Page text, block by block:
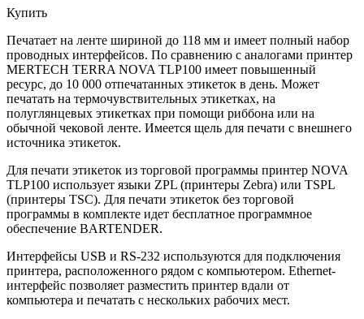
Купить
Печатает на ленте шириной до 118 мм и имеет полный набор
проводных интерфейсов. По сравнению с аналогами принтер
MERTECH TERRA NOVA TLP100 имеет повышенный
ресурс, до 10 000 отпечатанных этикеток в день. Может
печатать на термочувствительных этикетках, на
полуглянцевых этикетках при помощи риббона или на
обычной чековой ленте. Имеется щель для печати с внешнего
источника этикеток.
Для печати этикеток из торговой программы принтер NOVA
TLP100 использует языки ZPL (принтеры Zebra) или TSPL
(принтеры TSC). Для печати этикеток без торговой
программы в комплекте идет бесплатное программное
обеспечение BARTENDER.
Интерфейсы USB и RS-232 используются для подключения
принтера, расположенного рядом с компьютером. Ethernet-
интерфейс позволяет разместить принтер вдали от
компьютера и печатать с нескольких рабочих мест.